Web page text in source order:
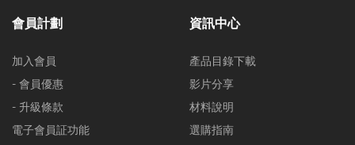
會員計劃
加入會員
- 會員優惠
- 升級條款
電子會員証功能
資訊中心
產品目錄下載
影片分享
材料說明
選購指南